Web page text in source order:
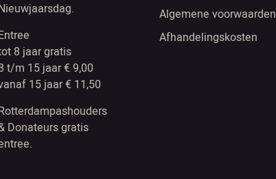
8 jaar gratis
t/m 15 jaar € 9,00
15 jaar € 11,50
Donateurs gratis
Algemene voorwaarden
Afhandelingskosten